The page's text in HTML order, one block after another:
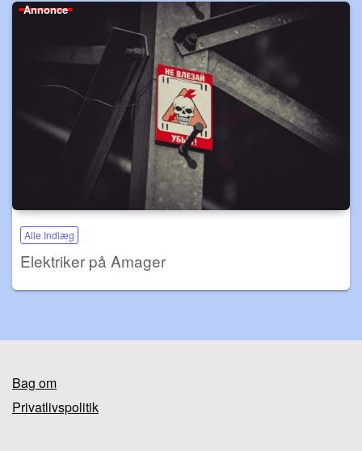
Annonce
Alle Indlæg
Elektriker på Amager
Bag om
Privatlivspolitik